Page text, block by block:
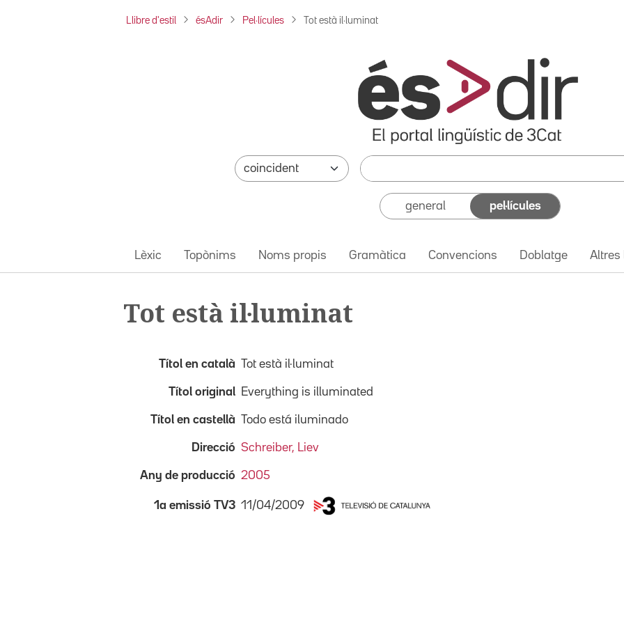
Llibre d'estil ésAdir Pel·lícules Tot està il·luminat
general pel·lícules
Lèxic Topònims Noms propis Gramàtica Convencions Doblatge Altres
Tot està il·luminat
Títol en català Tot està il·luminat
Títol original Everything is illuminated
Títol en castellà Todo está iluminado
Direcció Schreiber, Liev
Any de producció 2005
1a emissió TV3 11/04/2009